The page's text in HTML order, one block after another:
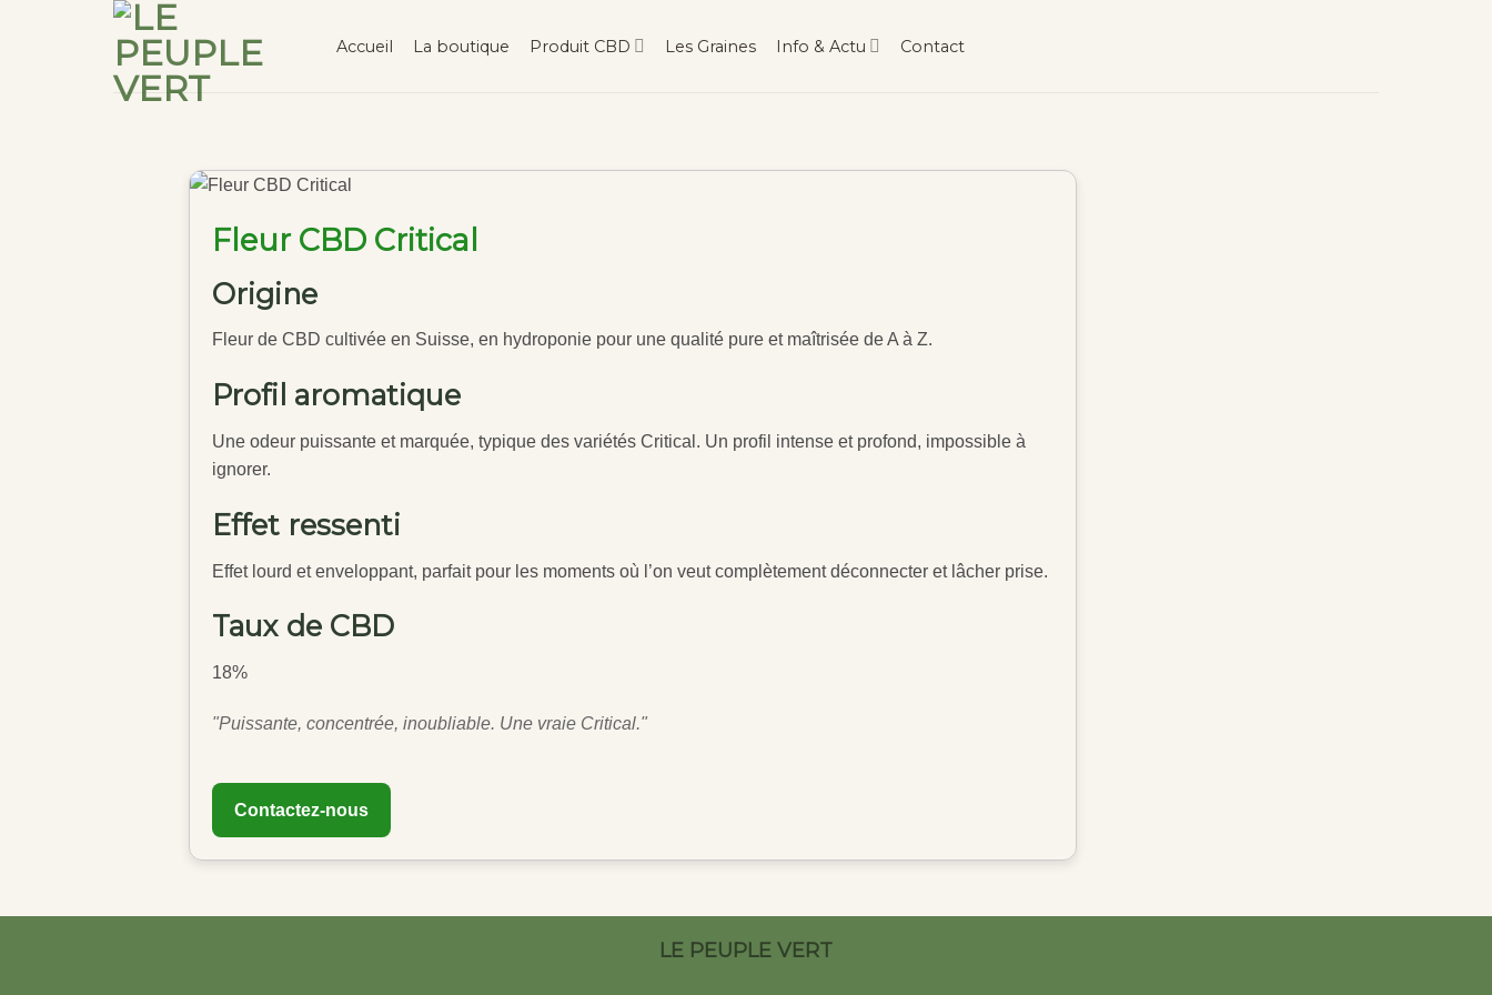
Accueil La boutique Produit CBD Les Graines Info & Actu Contact
Fleur CBD Critical
Origine
Fleur de CBD cultivée en Suisse, en hydroponie pour une qualité pure et maîtrisée de A à Z.
Profil aromatique
Une odeur puissante et marquée, typique des variétés Critical. Un profil intense et profond, impossible à
ignorer.
Effet ressenti
Effet lourd et enveloppant, parfait pour les moments où l’on veut complètement déconnecter et lâcher prise.
Taux de CBD
18%
"Puissante, concentrée, inoubliable. Une vraie Critical."
Contactez-nous
LE PEUPLE VERT